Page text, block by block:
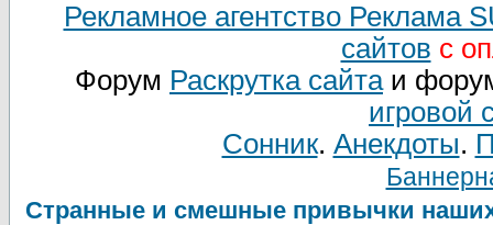
Рекламное агентство Реклама
сайтов с
Форум Раскрутка сайтаи
игровой
Сонник. Анекдоты.
Странные и смешные привычки